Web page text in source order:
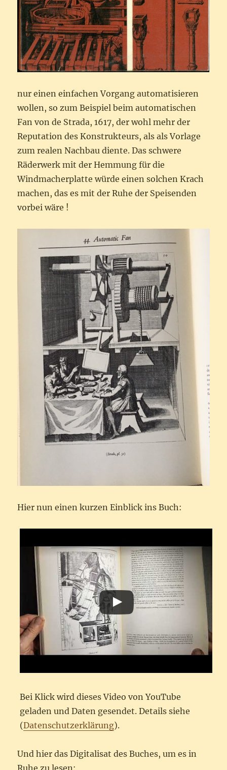
nur einen einfachen Vorgang automatisieren
wollen, so zum Beispiel beim automatischen
Fan von de Strada, 1617, der wohl mehr der
Reputation des Konstrukteurs, als als Vorlage
zum realen Nachbau diente. Das schwere
Räderwerk mit der Hemmung für die
Windmacherplatte würde einen solchen Krach
machen, das es mit der Ruhe der Speisenden
vorbei wäre !
Hier nun einen kurzen Einblick ins Buch:
Bei Klick wird dieses Video von YouTube
geladen und Daten gesendet. Details siehe
(Datenschutzerklärung).
Und hier das Digitalisat des Buches, um es in